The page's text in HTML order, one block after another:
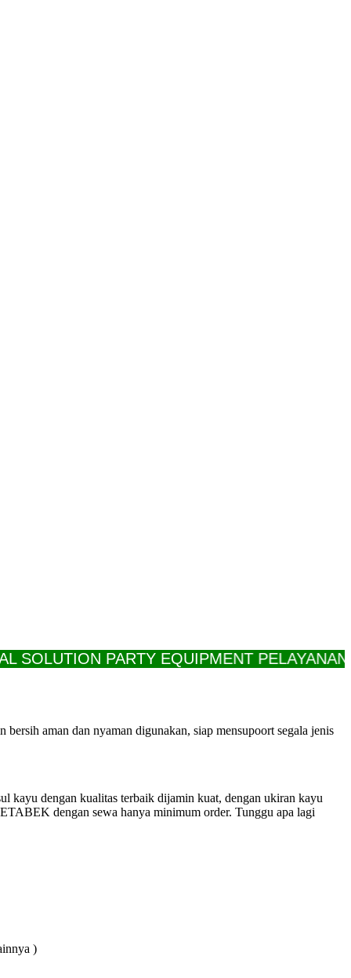
PARTY EQUIPMENT PELAYANAN
aman dan nyaman digunakan, siap mensupoort segala jenis
kayu dengan kualitas terbaik dijamin kuat, dengan ukiran kayu
dengan sewa hanya minimum order. Tunggu apa lagi
)